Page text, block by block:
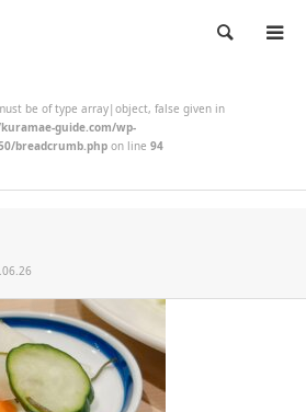
検索
be of type array|object, false given in
guide.com/wp-
breadcrumb.php on line 94